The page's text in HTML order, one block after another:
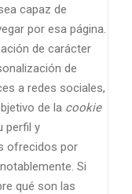
capaz de
por esa página.
de carácter
de
a redes sociales,
de la cookie
perfil y
ofrecidos por
Si
qué son las